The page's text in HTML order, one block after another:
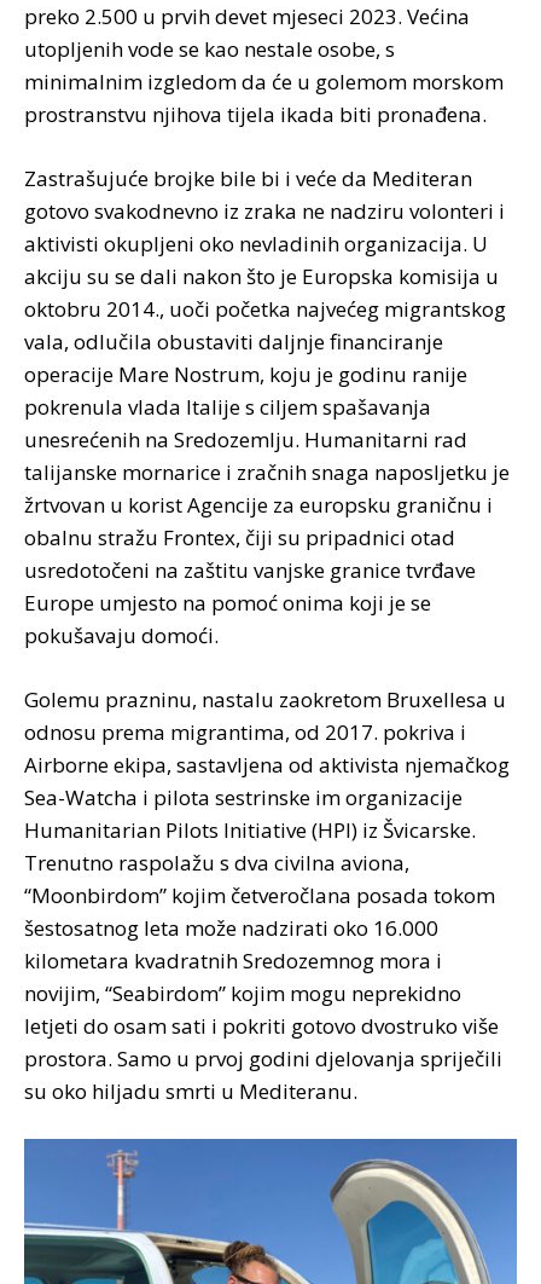
preko 2.500 u prvih devet mjeseci 2023. Većina
utopljenih vode se kao nestale osobe, s
minimalnim izgledom da će u golemom morskom
prostranstvu njihova tijela ikada biti pronađena.
Zastrašujuće brojke bile bi i veće da Mediteran
gotovo svakodnevno iz zraka ne nadziru volonteri i
aktivisti okupljeni oko nevladinih organizacija. U
akciju su se dali nakon što je Europska komisija u
oktobru 2014., uoči početka najvećeg migrantskog
vala, odlučila obustaviti daljnje financiranje
operacije Mare Nostrum, koju je godinu ranije
pokrenula vlada Italije s ciljem spašavanja
unesrećenih na Sredozemlju. Humanitarni rad
talijanske mornarice i zračnih snaga naposljetku je
žrtvovan u korist Agencije za europsku graničnu i
obalnu stražu Frontex, čiji su pripadnici otad
usredotočeni na zaštitu vanjske granice tvrđave
Europe umjesto na pomoć onima koji je se
pokušavaju domoći.
Golemu prazninu, nastalu zaokretom Bruxellesa u
odnosu prema migrantima, od 2017. pokriva i
Airborne ekipa, sastavljena od aktivista njemačkog
Sea-Watcha i pilota sestrinske im organizacije
Humanitarian Pilots Initiative (HPI) iz Švicarske.
Trenutno raspolažu s dva civilna aviona,
“Moonbirdom” kojim četveročlana posada tokom
šestosatnog leta može nadzirati oko 16.000
kilometara kvadratnih Sredozemnog mora i
novijim, “Seabirdom” kojim mogu neprekidno
letjeti do osam sati i pokriti gotovo dvostruko više
prostora. Samo u prvoj godini djelovanja spriječili
su oko hiljadu smrti u Mediteranu.